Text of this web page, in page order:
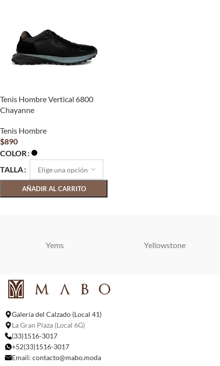
Tenis Hombre Vertical 6800
Chayanne
Tenis Hombre
$890
COLOR
TALLA
AÑADIR AL CARRITO
Yems Yellowstone
Galería del Calzado (Local 41)
La Gran Plaza (Local 6G)
(33)1516-3017
+52(33)1516-3017
Email: contacto@mabo.moda